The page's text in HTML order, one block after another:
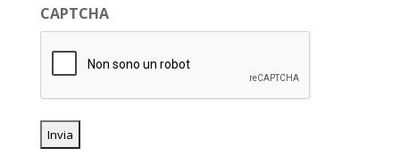
privacy
*
CAPTCHA